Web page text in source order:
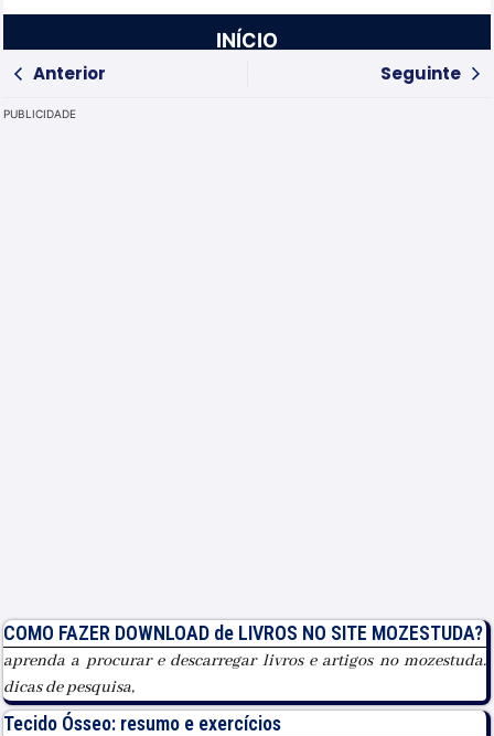
INÍCIO
Anterior
Seguinte
PUBLICIDADE
COMO FAZER DOWNLOAD de LIVROS NO SITE MOZESTUDA?
aprenda a procurar e descarregar livros e artigos no mozestuda.
dicas de pesquisa,
Tecido Ósseo: resumo e exercícios